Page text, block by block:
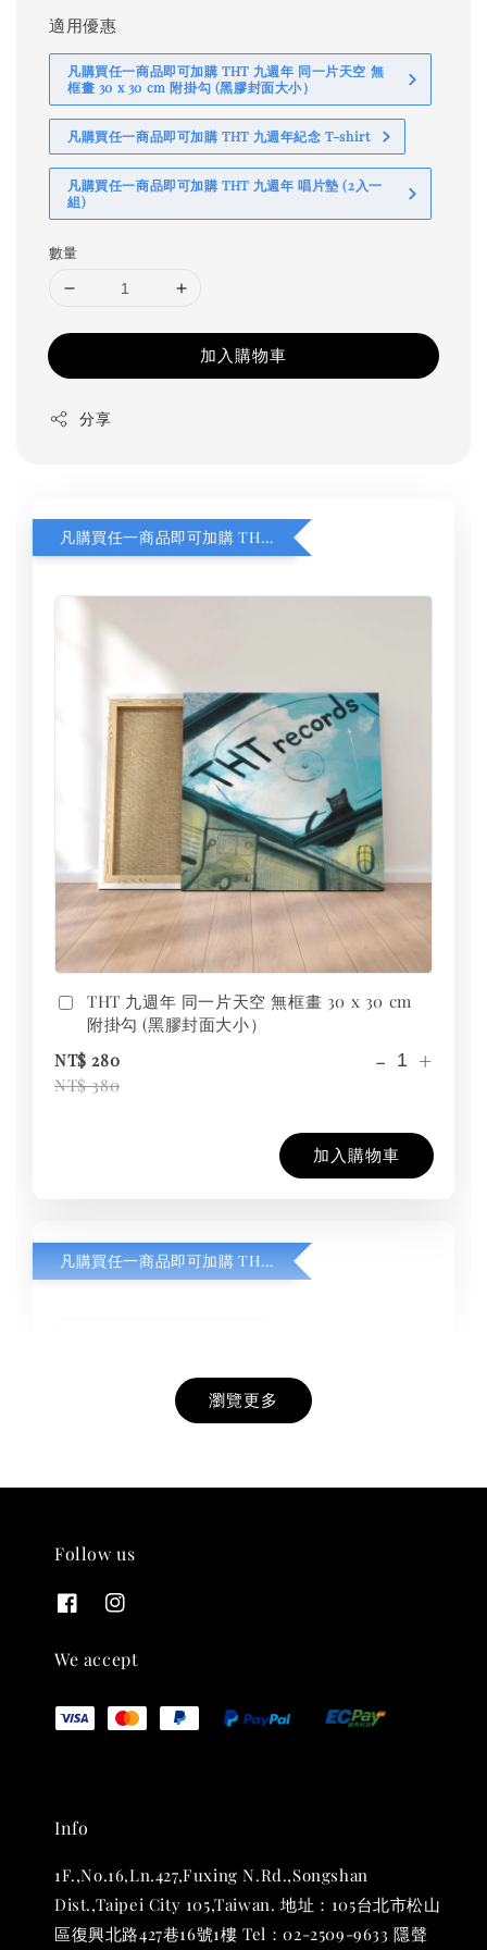
適用優惠
凡購買任一商品即可加購 THT 九週年 同一片天空 無
框畫 30 x 30 cm 附掛勾 (黑膠封面大小）
凡購買任一商品即可加購 THT 九週年紀念 T-shirt
凡購買任一商品即可加購 THT 九週年 唱片墊 (2入一
組)
數量
加入購物車
分享
凡購買任一商品即可加購 THT 九週年 同一片天空 無框畫 30 x 30 cm 附掛勾 (黑膠封面大小）
THT 九週年 同一片天空 無框畫 30 x 30 cm
附掛勾 (黑膠封面大小）
NT$ 280
NT$ 380
- +
加入購物車
凡購買任一商品即可加購 THT 九週年紀念 T-shirt
THT 九週年紀念 T-shirt
NT$ 880
加入購物車
瀏覽更多
Follow us
We accept
Info
1F.,No.16,Ln.427,Fuxing N.Rd.,Songshan
Dist.,Taipei City 105,Taiwan. 地址：105台北市松山
區復興北路427巷16號1樓 Tel：02-2509-9633 隱聲